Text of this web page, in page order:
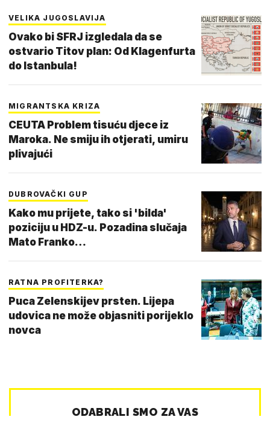
VELIKA JUGOSLAVIJA
Ovako bi SFRJ izgledala da se
ostvario Titov plan: Od Klagenfurta
do Istanbula!
MIGRANTSKA KRIZA
CEUTA Problem tisuću djece iz
Maroka. Ne smiju ih otjerati, umiru
plivajući
DUBROVAČKI GUP
Kako mu prijete, tako si 'bilda'
poziciju u HDZ-u. Pozadina slučaja
Mato Franko…
RATNA PROFITERKA?
Puca Zelenskijev prsten. Lijepa
udovica ne može objasniti porijeklo
novca